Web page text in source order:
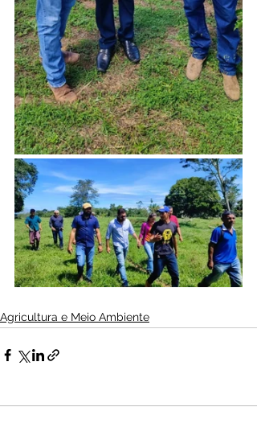
Agricultura e Meio Ambiente